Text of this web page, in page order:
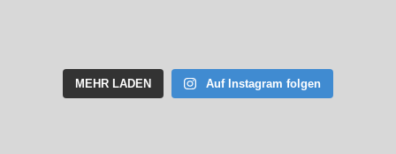
MEHR LADEN Auf Instagram folgen